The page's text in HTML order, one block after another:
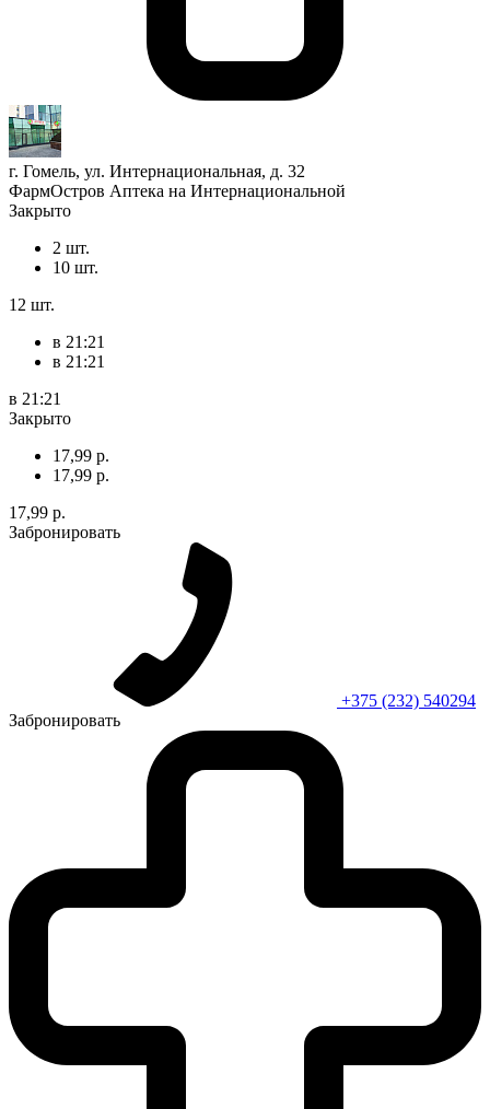
г. Гомель, ул. Интернациональная, д. 32
ФармОстров Аптека на Интернациональной
Закрыто
2 шт.
10 шт.
12 шт.
в 21:21
в 21:21
в 21:21
Закрыто
17,99 р.
17,99 р.
17,99 р.
Забронировать
+375 (232) 540294
Забронировать